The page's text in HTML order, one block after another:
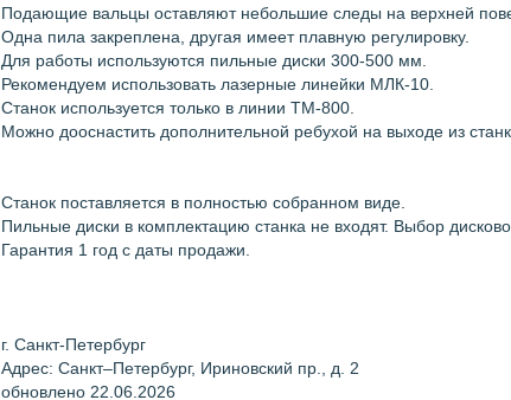
Подающие вальцы оставляют небольшие следы на верхней
Одна пила закреплена, другая имеет плавную регулировку.
Для работы используются пильные диски 300-500 мм.
Рекомендуем использовать лазерные линейки МЛК-10.
Станок используется только в линии ТМ-800.
Можно дооснастить дополнительной ребухой на выходе из
Станок поставляется в полностью собранном виде.
Пильные диски в комплектацию станка не входят. Выбор
Гарантия 1 год с даты продажи.
г. Санкт-Петербург
Адрес: Санкт–Петербург, Ириновский пр., д. 2
обновлено 22.06.2026